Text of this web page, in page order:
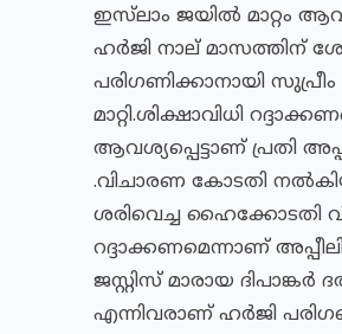
ഇസ്‌ലാം ജയിൽ മാറ്റം
ഹർജി നാല് മാസത്തിന്
പരിഗണിക്കാനായി
മാറ്റി.ശിക്ഷാവിധി
ആവശ്യപ്പെട്ടാണ് പ്രതി
.വിചാരണ കോടതി
ശരിവെച്ച ഹൈക്കോടതി
റദ്ദാക്കണമെന്നാണ്
ജസ്റ്റിസ് മാരായ
എന്നിവരാണ് ഹർജി